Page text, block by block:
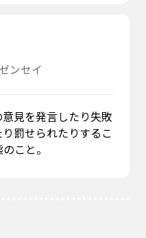
ンセイ
見を発言したり失敗
罰せられたりするこ
こと。